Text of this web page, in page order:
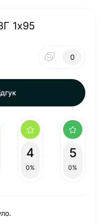
1х95
0
4
0%
5
0%